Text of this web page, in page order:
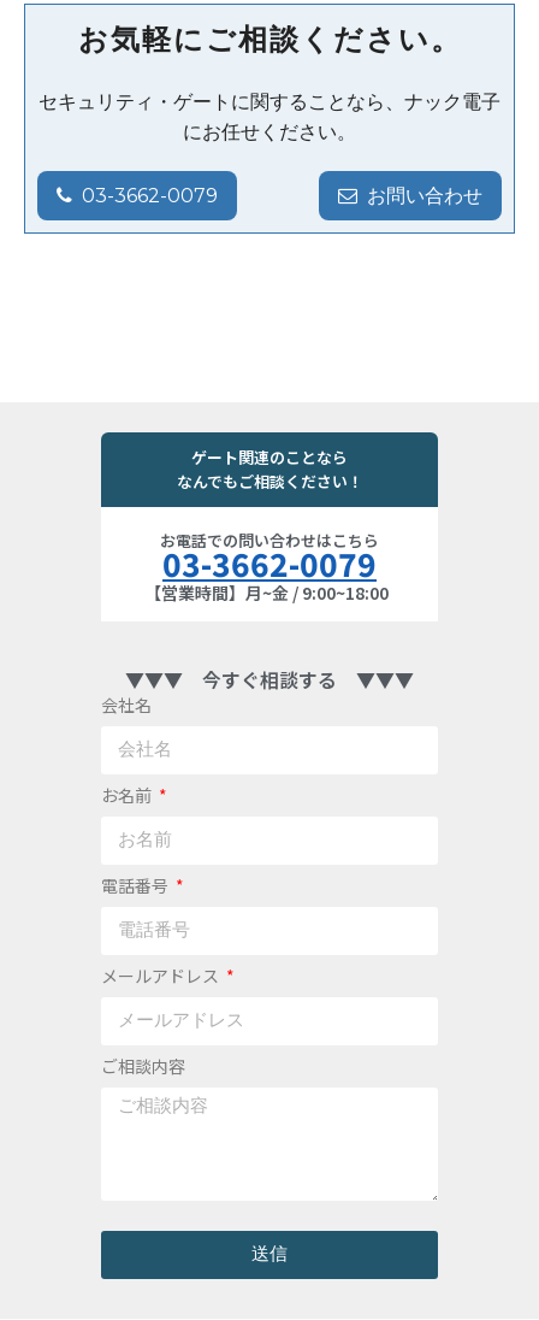
お気軽にご相談ください。
セキュリティ・ゲートに関することなら、ナック電子
にお任せください。
03-3662-0079 お問い合わせ
ゲート関連のことなら
なんでもご相談ください！
お電話での問い合わせはこちら
03-3662-0079
【営業時間】月~金 / 9:00~18:00
▼▼▼ 今すぐ相談する ▼▼▼
会社名
お名前
電話番号
メールアドレス
ご相談内容
送信